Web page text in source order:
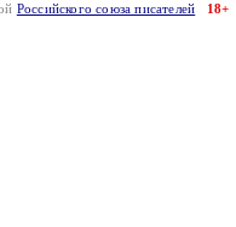
Российского союза писателей 18+